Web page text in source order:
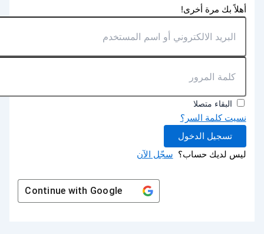
أهلاً بك مرة أخرى!
البقاء متصلا
نسيت كلمة السر؟
تسجيل الدخول
ليس لديك حساب؟ سجّل الآن
Continue withGoogle